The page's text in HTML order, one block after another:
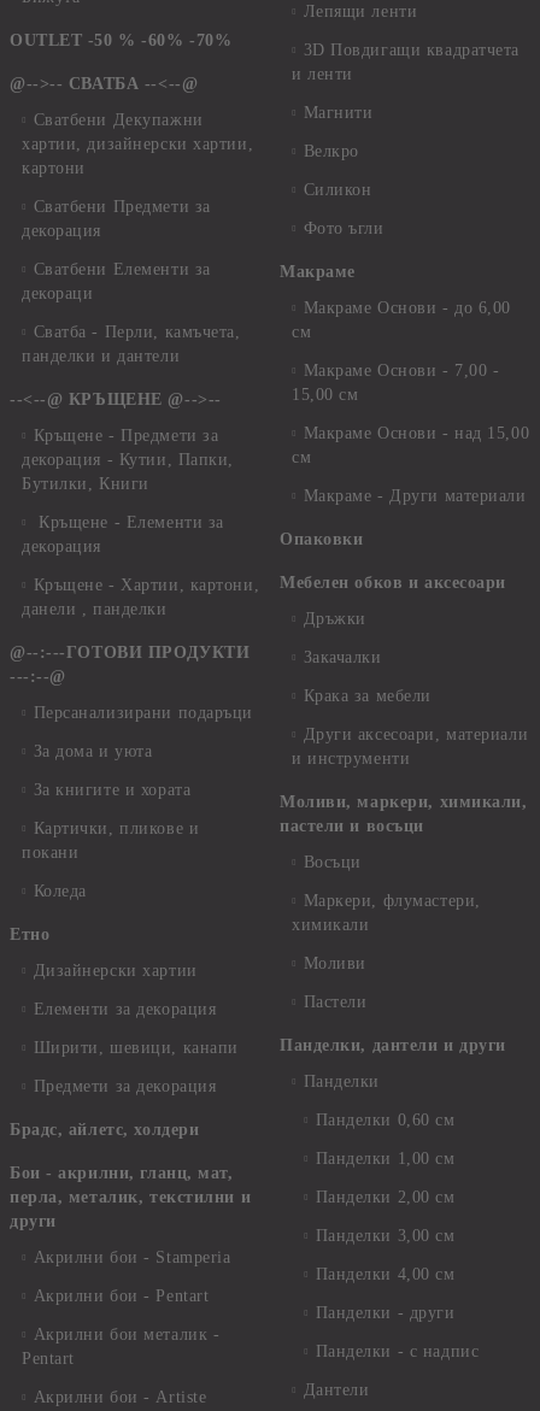
OUTLET -50 % -60% -70%
@-->-- СВАТБА --<--@
Сватбени Декупажни
хартии, дизайнерски хартии,
картони
Сватбени Предмети за
декорация
Сватбени Елементи за
декораци
Сватба - Перли, камъчета,
панделки и дантели
--<--@ КРЪЩЕНЕ @-->--
Кръщене - Предмети за
декорация - Кутии, Папки,
Бутилки, Книги
Кръщене - Елементи за
декорация
Кръщене - Хартии, картони,
данели , панделки
@--:---ГОТОВИ ПРОДУКТИ
---:--@
Персанализирани подаръци
За дома и уюта
За книгите и хората
Картички, пликове и
покани
Коледа
Етно
Дизайнерски хартии
Елементи за декорация
Ширити, шевици, канапи
Предмети за декорация
Брадс, айлетс, холдери
Бои - акрилни, гланц, мат,
перла, металик, текстилни и
други
Акрилни бои - Stamperia
Акрилни бои - Pentart
Акрилни бои металик -
Pentart
Акрилни бои - Artiste
Лепящи ленти
3D Повдигащи квадратчета
и ленти
Магнити
Велкро
Силикон
Фото ъгли
Макраме
Макраме Основи - до 6,00
см
Макраме Основи - 7,00 -
15,00 см
Макраме Основи - над 15,00
см
Макраме - Други материали
Опаковки
Мебелен обков и аксесоари
Дръжки
Закачалки
Крака за мебели
Други аксесоари, материали
и инструменти
Моливи, маркери, химикали,
пастели и восъци
Восъци
Маркери, флумастери,
химикали
Моливи
Пастели
Панделки, дантели и други
Панделки
Панделки 0,60 см
Панделки 1,00 см
Панделки 2,00 см
Панделки 3,00 см
Панделки 4,00 см
Панделки - други
Панделки - с надпис
Дантели